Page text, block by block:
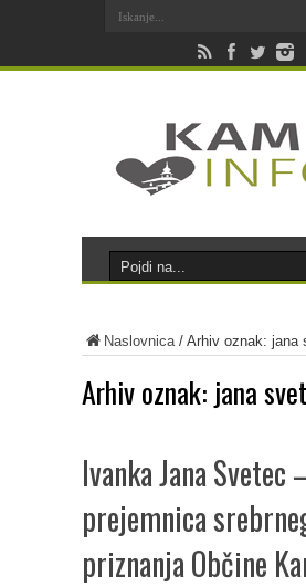
Naslovnica/ Arhiv oznak: jana
Arhiv oznak: jana
Ivanka Jana Svetec
prejemnica
priznanja Občine